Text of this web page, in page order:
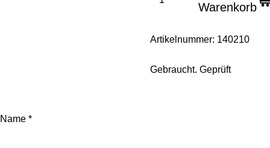
Warenkorb
Artikelnummer: 140210
Gebraucht. Geprüft
Name *